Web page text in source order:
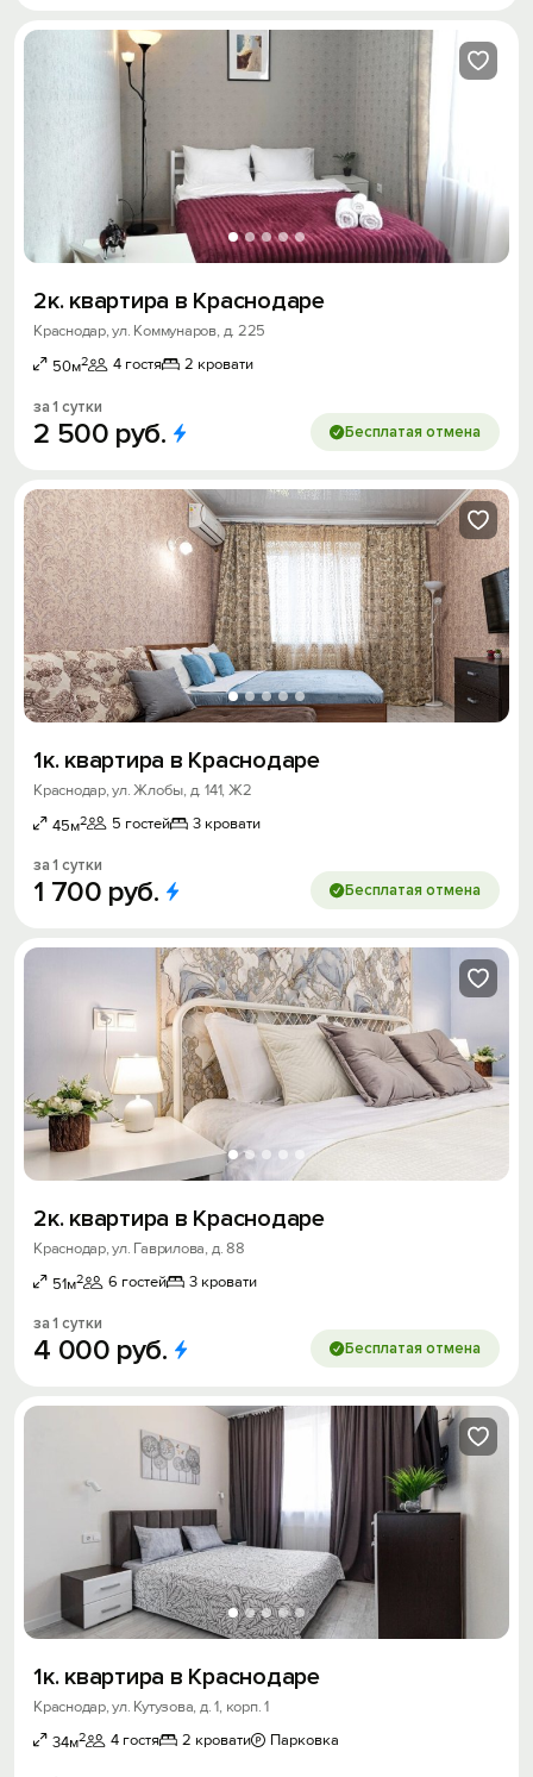
2к. квартира в Краснодаре
Краснодар, ул. Коммунаров, д. 225
50м2 4 гостя 2 кровати
за 1 сутки
2 500 руб. Бесплатая отмена
1к. квартира в Краснодаре
Краснодар, ул. Жлобы, д. 141, Ж2
45м2 5 гостей 3 кровати
за 1 сутки
1 700 руб. Бесплатая отмена
2к. квартира в Краснодаре
Краснодар, ул. Гаврилова, д. 88
51м2 6 гостей 3 кровати
за 1 сутки
4 000 руб. Бесплатая отмена
1к. квартира в Краснодаре
Краснодар, ул. Кутузова, д. 1, корп. 1
34м2 4 гостя 2 кровати Парковка